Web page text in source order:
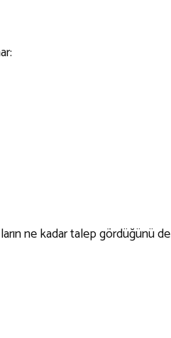
ne kadar talep gördüğünü de